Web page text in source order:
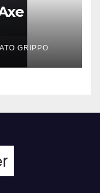
GRIPPO